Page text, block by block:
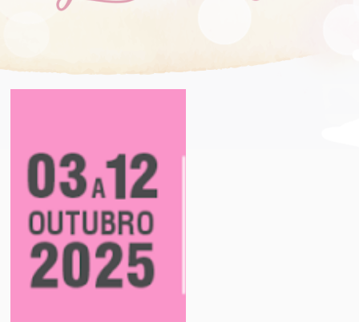
2025: TUDO QUE VOCÊ PRECISA
LIVROS QUE PROMETEM GRANDES